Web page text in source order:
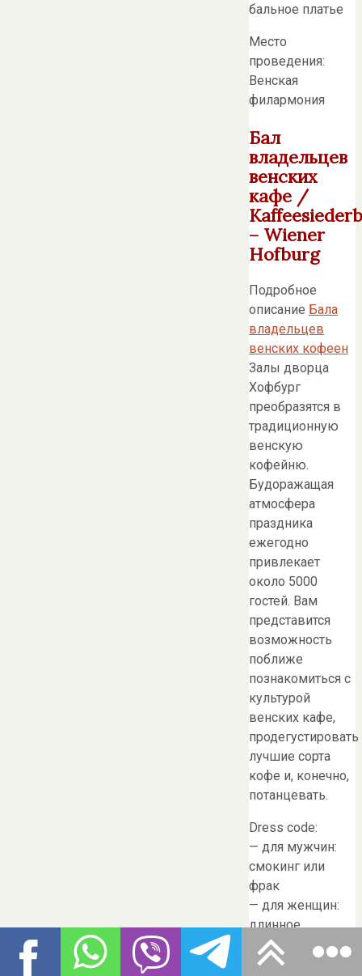
бальное платье
Место
проведения:
Венская
филармония
Бал
владельцев
венских
кафе /
– Wiener
Hofburg
Подробное
описание Бала
владельцев
венских кофеен
Залы дворца
Хофбург
преобразятся в
традиционную
венскую
кофейню.
Будоражащая
атмосфера
праздника
ежегодно
привлекает
около 5000
гостей. Вам
представится
возможность
поближе
познакомиться с
культурой
венских кафе,
продегустировать
лучшие сорта
кофе и, конечно,
потанцевать.
Dress code:
— для мужчин:
смокинг или
фрак
— для женщин:
длинное
вечернее/
бальное платье